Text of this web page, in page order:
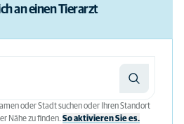
an einen Tierarzt
oder Stadt suchen oder Ihren Standort
Nähe zu finden. So aktivieren Sie es.